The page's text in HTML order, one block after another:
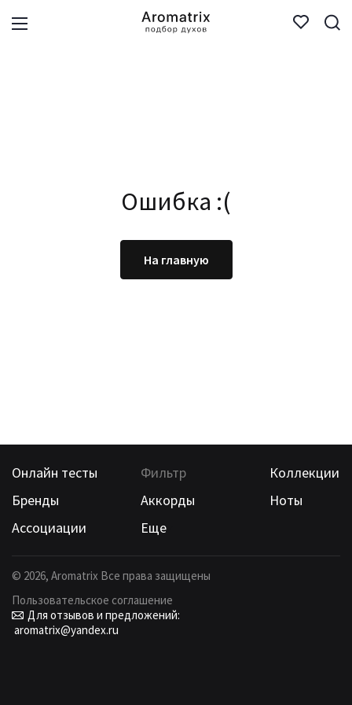
Ошибка :(
На главную
Онлайн тесты Фильтр
Коллекции
Бренды
Аккорды
Ноты
Ассоциации
Еще
© 2026, Aromatrix Все права защищены
Пользовательское соглашение
Для отзывов и предложений:
aromatrix@yandex.ru